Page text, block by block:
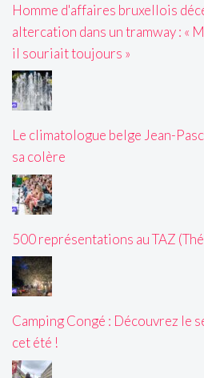
Homme d'affaires bruxellois
altercation dans un tramway : «
il souriait toujours »
Le climatologue belge Jean-
sa colère
500 représentations au TAZ
Camping Congé : Découvrez le
cet été !